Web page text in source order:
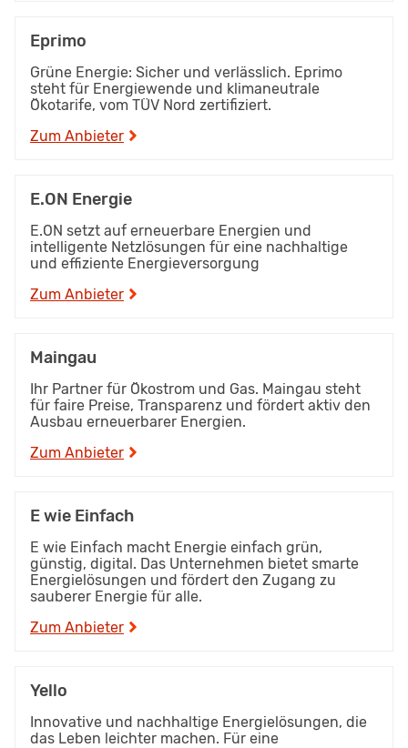
Eprimo
Grüne Energie: Sicher und verlässlich. Eprimo
steht für Energiewende und klimaneutrale
Ökotarife, vom TÜV Nord zertifiziert.
Zum Anbieter
E.ON Energie
E.ON setzt auf erneuerbare Energien und
intelligente Netzlösungen für eine nachhaltige
und effiziente Energieversorgung
Zum Anbieter
Maingau
Ihr Partner für Ökostrom und Gas. Maingau steht
für faire Preise, Transparenz und fördert aktiv den
Ausbau erneuerbarer Energien.
Zum Anbieter
E wie Einfach
E wie Einfach macht Energie einfach grün,
günstig, digital. Das Unternehmen bietet smarte
Energielösungen und fördert den Zugang zu
sauberer Energie für alle.
Zum Anbieter
Yello
Innovative und nachhaltige Energielösungen, die
das Leben leichter machen. Für eine